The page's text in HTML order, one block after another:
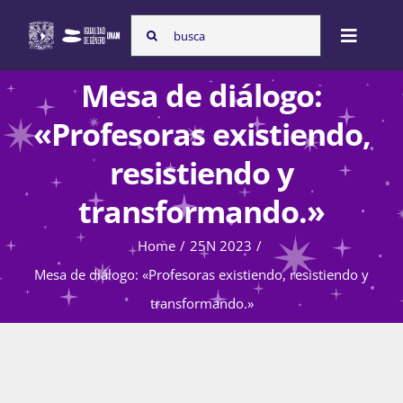
content
Search
for:
Toggle
Inicio
Nosotras
Programas
Atención de la violencia de género
Mesa de diálogo:
«Profesoras existiendo,
resistiendo y
transformando.»
Home
25N 2023
Mesa de diálogo: «Profesoras existiendo, resistiendo y
transformando.»